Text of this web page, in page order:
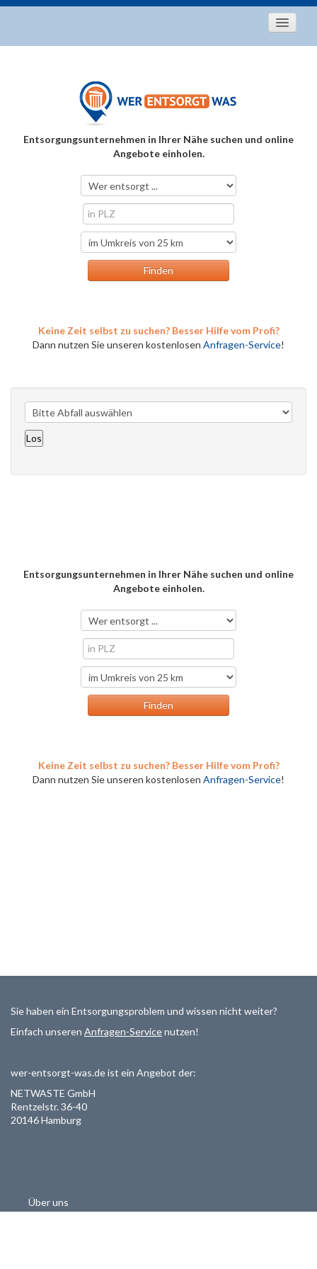
Entsorgungstipps
Über uns
Entsorgungsunternehmen in Ihrer Nähe suchen und online
Angebote einholen.
Keine Zeit selbst zu suchen? Besser Hilfe vom Profi?
Dann nutzen Sie unseren kostenlosen Anfragen-Service!
Entsorgungsunternehmen in Ihrer Nähe suchen und online
Angebote einholen.
Keine Zeit selbst zu suchen? Besser Hilfe vom Profi?
Dann nutzen Sie unseren kostenlosen Anfragen-Service!
Sie haben ein Entsorgungsproblem und wissen nicht weiter?
Einfach unseren Anfragen-Servicenutzen!
wer-entsorgt-was.de ist ein Angebot der:
NETWASTE GmbH
Rentzelstr. 36-40
20146 Hamburg
Über uns